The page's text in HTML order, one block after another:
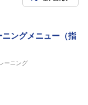
ングメニュー（指
ーニング